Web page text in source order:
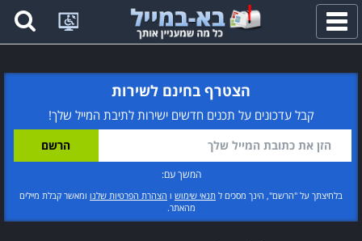
פתח
תפריט
הצטרף בחינם לשירות
קבל עדכונים על תכנים חדשים ישירות לתיבת המייל שלך!
המשך עם:
בלחיצתך על "הרשם", הינך מסכים ל תנאי שימוש ו הצהרת הפרטיות שלנו ומאשר קבלת מיילים
מהאתר.